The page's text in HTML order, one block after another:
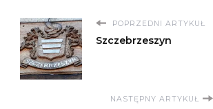
POPRZEDNI ARTYKUŁ
Szczebrzeszyn
NASTĘPNY ARTYKUŁ